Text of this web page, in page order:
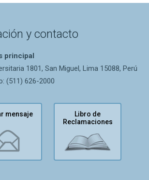
y contacto
principal
1801, San Miguel, Lima 15088, Perú
(511) 626-2000
mensaje
Libro de
Reclamaciones